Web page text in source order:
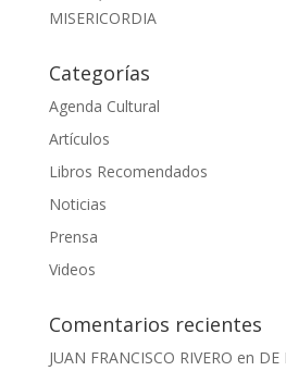
MISERICORDIA
Categorías
Agenda Cultural
Artículos
Libros Recomendados
Noticias
Prensa
Videos
Comentarios recientes
JUAN FRANCISCO RIVERO en DE